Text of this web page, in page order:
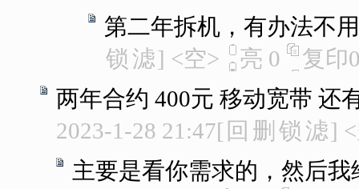
第二年拆机，有办法不
锁 滤] <空> 亮 0 复印
两年合约 400元 移动宽带 还
2023-1-28 21:47[ 回 删 锁 滤]
主要是看你需求的，然后